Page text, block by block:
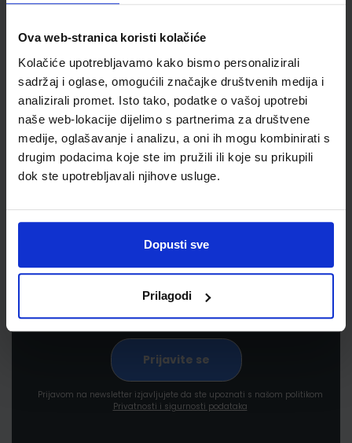
Ova web-stranica koristi kolačiće
Kolačiće upotrebljavamo kako bismo personalizirali
sadržaj i oglase, omogućili značajke društvenih medija i
analizirali promet. Isto tako, podatke o vašoj upotrebi
naše web-lokacije dijelimo s partnerima za društvene
medije, oglašavanje i analizu, a oni ih mogu kombinirati s
drugim podacima koje ste im pružili ili koje su prikupili
dok ste upotrebljavali njihove usluge.
Dopusti sve
Prilagodi
Newsletter prijava
Prijavite se kako bi primali informacije o novim
proizvodima i uslugama, akcijama i drugim
Prijavom na newsletter izjavljujete da ste upoznati s našom politikom
Privatnosti i sigurnosti podataka